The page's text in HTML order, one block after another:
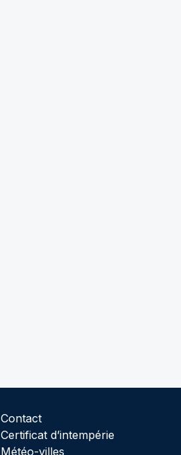
Contact
Certificat d’intempérie
Météo-villes